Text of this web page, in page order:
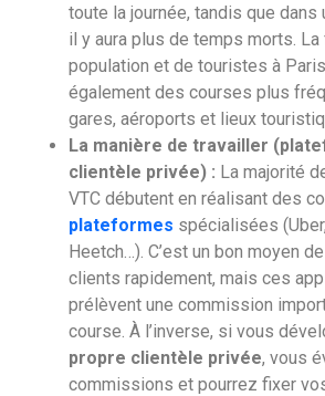
toute la journée, tandis que dans
il y aura plus de temps morts.
population et de touristes à
également des courses plus
gares, aéroports et lieux
La manière de travailler
clientèle privée) : La majorité
VTC débutent en réalisant des
plateformes spécialisées
Heetch…). C’est un bon moyen
clients rapidement, mais ces
prélèvent une commission
course. À l’inverse, si vous
propre clientèle privée, vous
commissions et pourrez fixer